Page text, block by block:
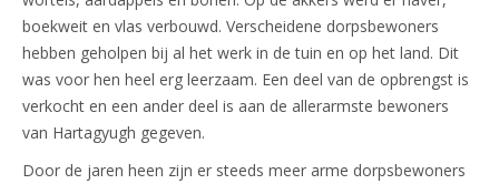
boekweit en vlas verbouwd. Verscheidene dorpsbewoners
hebben geholpen bij al het werk in de tuin en op het land. Dit
was voor hen heel erg leerzaam. Een deel van de opbrengst is
verkocht en een ander deel is aan de allerarmste bewoners
van Hartagyugh gegeven.
Door de jaren heen zijn er steeds meer arme dorpsbewoners